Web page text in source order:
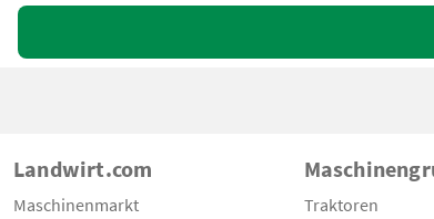
Landwirt.com
Maschinenmarkt
Traktoren